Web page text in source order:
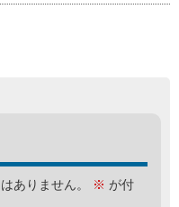
ありません。 ※ が付